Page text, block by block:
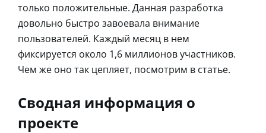
только положительные. Данная разработка
довольно быстро завоевала внимание
пользователей. Каждый месяц в нем
фиксируется около 1,6 миллионов участников.
Чем же оно так цепляет, посмотрим в статье.
Сводная информация о
проекте